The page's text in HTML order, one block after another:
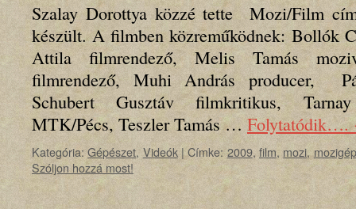
Szalay Dorottya közzé tette Mozi/Film
készült. A filmben közreműködnek: Bollók
Attila filmrendező, Melis Tamás
filmrendező, Muhi András producer,
Schubert Gusztáv filmkritikus,
MTK/Pécs, Teszler Tamás …Folytatódik….
Kategória: Gépészet, Videók | Címke: 2009,film,mozi,
Szóljon hozzá most!